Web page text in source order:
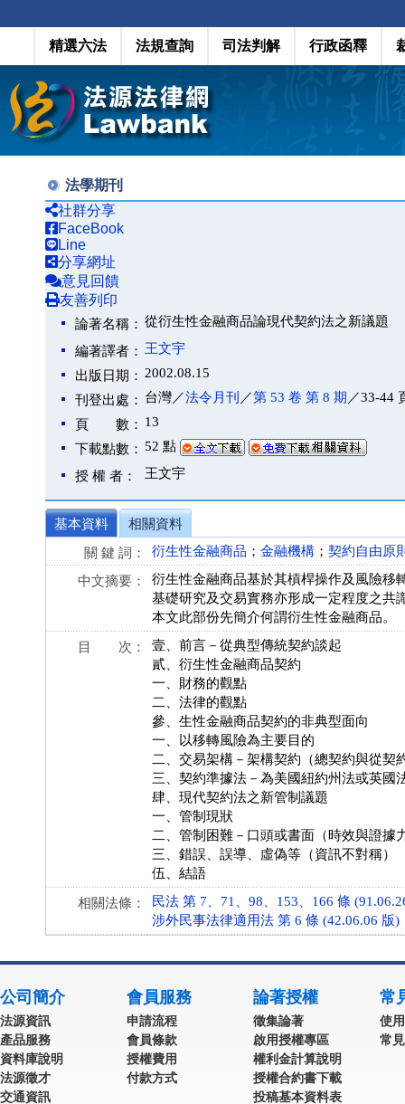
精選六法 法規查詢 司法判解 行政函釋
法學期刊
社群分享
FaceBook
Line
分享網址
意見回饋
友善列印
論著名稱： 從衍生性金融商品論現代契約法之新議題
編著譯者： 王文宇
出版日期： 2002.08.15
刊登出處： 台灣／法令月刊 ／第 53 卷 第 8 期 ／33-44
頁 數： 13
下載點數： 52 點
授 權 者： 王文宇
基本資料
相關資料
關 鍵 詞：
衍生性金融商品 ； 金融機構 ； 契約自由原
中文摘要：
衍生性金融商品基於其槓桿操作及風險移
基礎研究及交易實務亦形成一定程度之共
本文此部份先簡介何謂衍生性金融商品。
目 次：
壹、前言－從典型傳統契約談起
貳、衍生性金融商品契約
一、財務的觀點
二、法律的觀點
參、生性金融商品契約的非典型面向
一、以移轉風險為主要目的
二、交易架構－架構契約（總契約與從契
三、契約準據法－為美國紐約州法或英國
肆、現代契約法之新管制議題
一、管制現狀
二、管制困難－口頭或書面（時效與證據
三、錯誤、誤導、虛偽等（資訊不對稱）
伍、結語
相關法條：
民法 第 7、71、98、153、166 條
涉外民事法律適用法 第 6 條 (42.06.06 版)
公司簡介
法源資訊
產品服務
資料庫說明
法源徵才
交通資訊
會員服務
申請流程
會員條款
授權費用
付款方式
論著授權
徵集論著
啟用授權專區
權利金計算說明
授權合約書下載
投稿基本資料表
常
使
常